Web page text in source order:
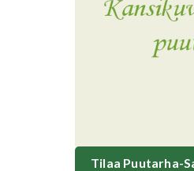
Tilaa Puutarha-